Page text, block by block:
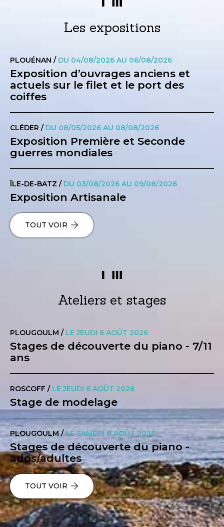
Les expositions
PLOUÉNAN / DU 04/08/2026 AU 06/08/2026
Exposition d’ouvrages anciens et
actuels sur le filet et le port des
coiffes
CLÉDER / DU 08/05/2026 AU 08/08/2026
Exposition Première et Seconde
guerres mondiales
ÎLE-DE-BATZ / DU 03/08/2026 AU 09/08/2026
Exposition Artisanale
TOUT VOIR
Ateliers et stages
PLOUGOULM / LE JEUDI 6 AOÛT 2026
Stages de découverte du piano - 7/11
ans
ROSCOFF / LE JEUDI 6 AOÛT 2026
Stage de modelage
PLOUGOULM /LE SAMEDI 8 AOÛT 2026
Stages de découverte du piano -
ados/adultes
TOUT VOIR